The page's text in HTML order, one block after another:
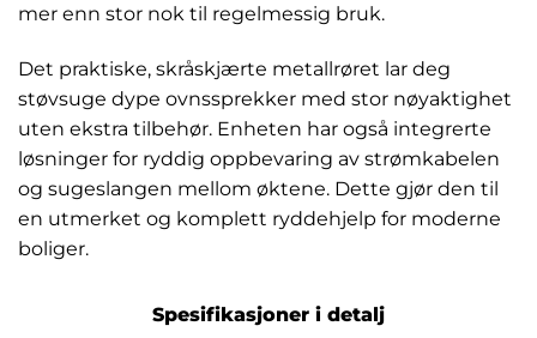
mer enn stor nok til regelmessig bruk.
Det praktiske, skråskjærte metallrøret lar deg
støvsuge dype ovnssprekker med stor nøyaktighet
uten ekstra tilbehør. Enheten har også integrerte
løsninger for ryddig oppbevaring av strømkabelen
og sugeslangen mellom øktene. Dette gjør den til
en utmerket og komplett ryddehjelp for moderne
boliger.
Spesifikasjoner i detalj